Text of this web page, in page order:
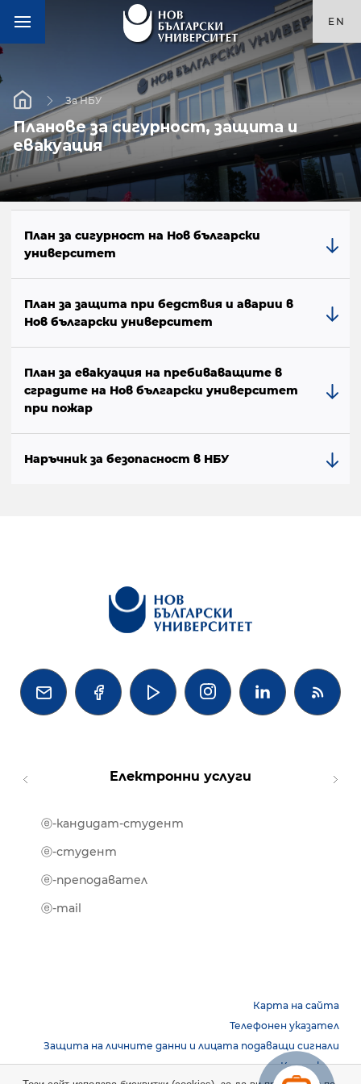
EN
За НБУ
Планове за сигурност, защита и
евакуация
План за сигурност на Нов български
университет
План за защита при бедствия и аварии в
Нов български университет
План за евакуация на пребиваващите в
сградите на Нов български университет
при пожар
Наръчник за безопасност в НБУ
   
Електронни услуги
ⓔ-кандидат-студент
ⓔ-студент
ⓔ-преподавател
ⓔ-mail
Карта на сайта
Телефонен указател
Защита на личните данни и лицата подаващи сигнали
Контакти